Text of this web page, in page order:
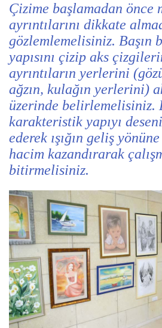
Çizime başlamadan önce
ayrıntılarını dikkate
gözlemlemelisiniz. Başın
yapısını çizip aks
ayrıntıların yerlerini
ağzın, kulağın yerlerini)
üzerinde belirlemelisiniz.
karakteristik yapıyı
ederek ışığın geliş
hacim kazandırarak
bitirmelisiniz.